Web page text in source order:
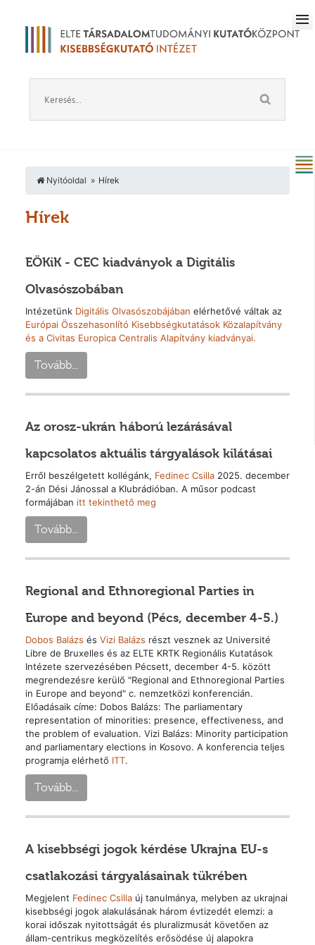
Nyitóoldal Hírek
Hírek
EÖKiK - CEC kiadványok a Digitális
Olvasószobában
Intézetünk Digitális Olvasószobájában elérhetővé váltak az
Európai Összehasonlító Kisebbségkutatások Közalapítvány
és a Civitas Europica Centralis Alapítvány kiadványai.
Tovább...
Az orosz-ukrán háború lezárásával
kapcsolatos aktuális tárgyalások kilátásai
Erről beszélgetett kollégánk, Fedinec Csilla2025. december
2-án Dési Jánossal a Klubrádióban. A műsor podcast
formájában itt tekinthető meg
Tovább...
Regional and Ethnoregional Parties in
Europe and beyond (Pécs, december 4-5.)
Dobos Balázs és Vizi Balázs részt vesznek az Université
Libre de Bruxelles és az ELTE KRTK Regionális Kutatások
Intézete szervezésében Pécsett, december 4-5. között
megrendezésre kerülő "Regional and Ethnoregional Parties
in Europe and beyond" c. nemzetközi konferencián.
Előadásaik címe: Dobos Balázs: The parliamentary
representation of minorities: presence, effectiveness, and
the problem of evaluation. Vizi Balázs: Minority participation
and parliamentary elections in Kosovo. A konferencia teljes
programja elérhető ITT.
Tovább...
A kisebbségi jogok kérdése Ukrajna EU-s
csatlakozási tárgyalásainak tükrében
Megjelent Fedinec Csillaúj tanulmánya, melyben az ukrajnai
kisebbségi jogok alakulásának három évtizedét elemzi: a
korai időszak nyitottságát és pluralizmusát követően az
állam-centrikus megközelítés erősödése új alapokra